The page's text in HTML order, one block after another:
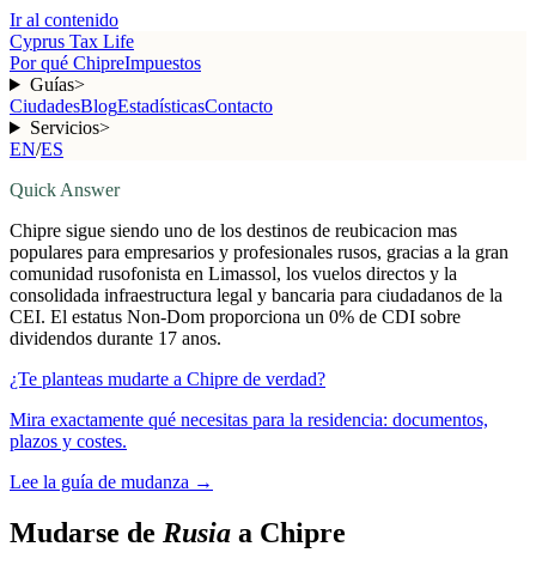
Ir al contenido
Cyprus Tax Life
Por qué ChipreImpuestos
Guías>
CiudadesBlogEstadísticasContacto
Servicios>
EN/ES
Quick Answer
Chipre sigue siendo uno de los destinos de reubicacion mas
populares para empresarios y profesionales rusos, gracias a la gran
comunidad rusofonista en Limassol, los vuelos directos y la
consolidada infraestructura legal y bancaria para ciudadanos de la
CEI. El estatus Non-Dom proporciona un 0% de CDI sobre
dividendos durante 17 anos.
¿Te planteas mudarte a Chipre de verdad?
Mira exactamente qué necesitas para la residencia: documentos,
plazos y costes.
Lee la guía de mudanza →
Mudarse de Rusia a Chipre